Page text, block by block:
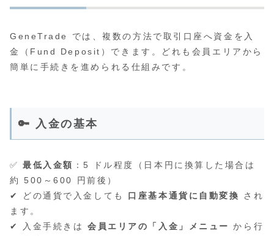
GeneTrade では、複数の方法で取引口座へ資金を入
金（Fund Deposit）できます。どれも会員エリアから
簡単に手続きを進められる仕組みです。
🔑 入金の基本
✅最低入金額 ：5 ドル程度（日本円に換算した場合は
約 500～600 円前後）
✔ どの通貨で入金しても 口座基本通貨に自動変換
され
ます。
✔ 入金手続きは会員エリアの「入金」メニュー から行